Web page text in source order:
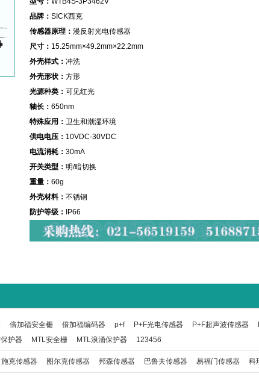
品牌： SICK西克
传感器原理： 漫反射光电传感器
尺寸： 15.25mm×49.2mm×22.2mm
外壳样式： 冲洗
外壳形状： 方形
光源种类： 可见红光
轴长： 650nm
特殊应用： 卫生和潮湿环境
供电电压： 10VDC-30VDC
电流消耗： 30mA
开关类型： 明/暗切换
重量： 60g
外壳材料： 不锈钢
防护等级：
IP66
倍加福安全栅 倍加福编码器 p+f P+F光电传感器 P+F超声波传感器
护器
MTL安全栅 MTL浪涌保护器 123456
施克传感器 图尔克传感器 邦森传感器 巴鲁夫传感器 易福门传感器 科